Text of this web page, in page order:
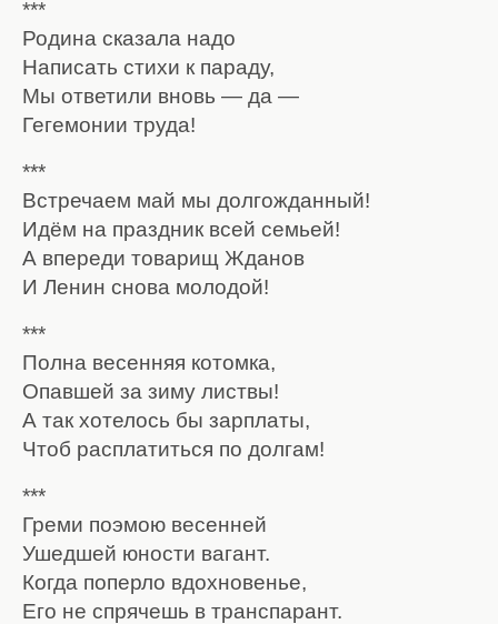
***
Родина сказала надо
Написать стихи к параду,
Мы ответили вновь — да —
Гегемонии труда!
***
Встречаем май мы долгожданный!
Идём на праздник всей семьей!
А впереди товарищ Жданов
И Ленин снова молодой!
***
Полна весенняя котомка,
Опавшей за зиму листвы!
А так хотелось бы зарплаты,
Чтоб расплатиться по долгам!
***
Греми поэмою весенней
Ушедшей юности вагант.
Когда поперло вдохновенье,
Его не спрячешь в транспарант.